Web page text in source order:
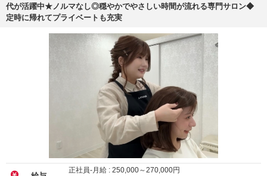
代が活躍中★ノルマなし◎穏やかでやさしい時間が流れる専門サロン◆
定時に帰れてプライベートも充実
正社員-月給 : 250,000～270,000円